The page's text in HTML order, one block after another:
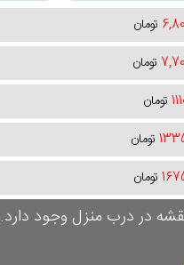
تومان
تومان
تومان
تومان
تومان
در درب منزل وجود دارد.